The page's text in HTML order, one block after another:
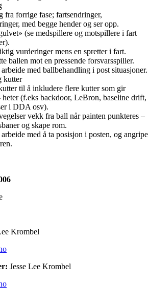
fra forrige fase; fartsendringer,
med begge hender og ser opp.
(se medspillere og motspillere i fart
vurderinger mens en spretter i fart.
ballen mot en pressende forsvarsspiller.
med ballbehandling i post situasjoner.
kutter
til å inkludere flere kutter som gir
(f.eks backdoor, LeBron, baseline drift,
i DDA osv).
vekk fra ball når painten punkteres –
og skape rom.
med å ta posisjon i posten, og angripe
Krombel
Jesse Lee Krombel